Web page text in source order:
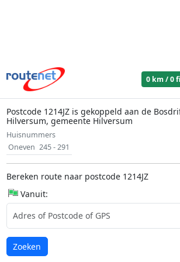
0 km / 0
Postcode 1214JZ is gekoppeld aan de
Hilversum, gemeente Hilversum
Huisnummers
Oneven 245 - 291
Bereken route naar postcode 1214JZ
Vanuit:
Laden...
Zoeken